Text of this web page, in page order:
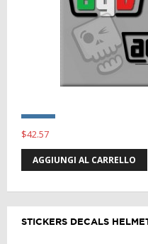
$42.57
AGGIUNGI AL CARRELLO
STICKERS DECALS